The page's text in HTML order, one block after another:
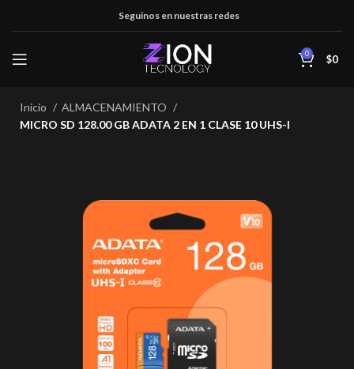
Seguinos en nuestras redes
0 $0
Inicio
ALMACENAMIENTO
MICRO SD 128.00 GB ADATA 2 EN 1 CLASE 10 UHS-I